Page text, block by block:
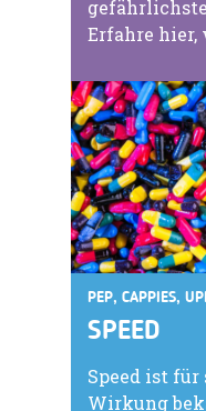
Erfahre hier,
PEP, CAPPIES,
SPEED
Speed ist für
Wirkung